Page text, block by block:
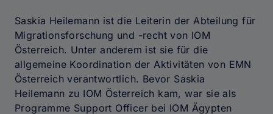
Saskia Heilemann ist die Leiterin der Abteilung für
Migrationsforschung und -recht von IOM
Österreich. Unter anderem ist sie für die
allgemeine Koordination der Aktivitäten von EMN
Österreich verantwortlich. Bevor Saskia
Heilemann zu IOM Österreich kam, war sie als
Programme Support Officer bei IOM Ägypten